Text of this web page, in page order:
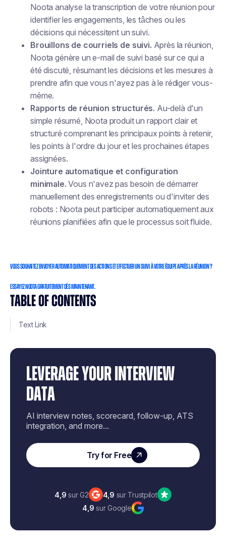
TABLE OF CONTENTS
Text Link
LEVERAGE YOUR INTERVIEW
DATA
AI interview notes, scorecard, follow-up, ATS
integration, and more...
Try for Free
4,9 sur G2 4,9 sur Trustpilot
4,9 sur Google
Noota analyse la transcription de votre réunion pour
identifier les engagements, les tâches ou les
décisions qui nécessitent un suivi.
Brouillons de courriels de suivi. Après la réunion,
Noota génère un e-mail de suivi basé sur ce qui a
été discuté, résumant les décisions et les mesures à
prendre afin que vous n'ayez pas à le rédiger vous-
même.
Rapports de réunion structurés. Au-delà d'un
simple résumé, Noota produit un rapport clair et
structuré comprenant les principaux points à retenir,
les points à l'ordre du jour et les prochaines étapes
assignées.
Jointure automatique et configuration
minimale. Vous n'avez pas besoin de démarrer
manuellement des enregistrements ou d'inviter des
robots : Noota peut participer automatiquement aux
réunions planifiées afin que le processus soit fluide.
VOUS SOUHAITEZ ENVOYER AUTOMATIQUEMENT DES ACTIONS ET EFFECTUER UN SUIVI À VOTRE ÉQUIPE APRÈS LA RÉUNION ?
ESSAYEZ NOOTA GRATUITEMENT DÈS MAINTENANT.